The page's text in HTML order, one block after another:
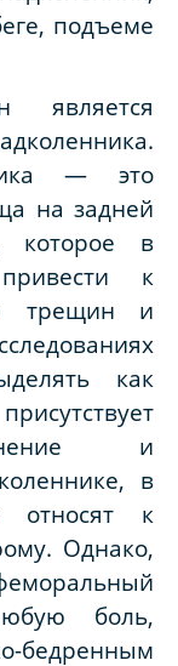
подъеме
— это
на задней
которое в
к
трещин и
как
и
в
относят к
Однако,
боль,
бедренным